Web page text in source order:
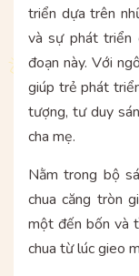
triển dựa trên
và sự phát triển
đoạn này. Với
giúp trẻ phát
tượng, tư duy
cha mẹ.
Nằm trong bộ
chua căng tròn
một đến bốn và
chua từ lúc gieo